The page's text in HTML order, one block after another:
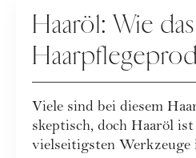
Haaröl: Wie das
glänzendem &
Haar verhilft
Viele sind bei diesem
skeptisch, doch Haaröl ist
vielseitigsten Werkzeuge